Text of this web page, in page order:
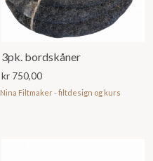
3pk. bordskåner
kr 750,00
Nina Filtmaker - filtdesign og kurs